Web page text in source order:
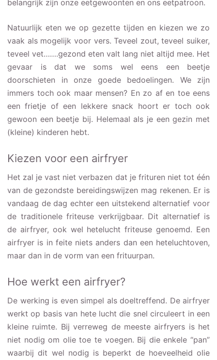
belangrijk zijn onze eetgewoonten en ons eetpatroon.
Natuurlijk eten we op gezette tijden en kiezen we zo
vaak als mogelijk voor vers. Teveel zout, teveel suiker,
teveel vet…….gezond eten valt lang niet altijd mee. Het
gevaar is dat we soms wel eens een beetje
doorschieten in onze goede bedoelingen. We zijn
immers toch ook maar mensen? En zo af en toe eens
een frietje of een lekkere snack hoort er toch ook
gewoon een beetje bij. Helemaal als je een gezin met
(kleine) kinderen hebt.
Kiezen voor een airfryer
Het zal je vast niet verbazen dat je frituren niet tot één
van de gezondste bereidingswijzen mag rekenen. Er is
vandaag de dag echter een uitstekend alternatief voor
de traditionele friteuse verkrijgbaar. Dit alternatief is
de airfryer, ook wel hetelucht friteuse genoemd. Een
airfryer is in feite niets anders dan een heteluchtoven,
maar dan in de vorm van een frituurpan.
Hoe werkt een airfryer?
De werking is even simpel als doeltreffend. De airfryer
werkt op basis van hete lucht die snel circuleert in een
kleine ruimte. Bij verreweg de meeste airfryers is het
niet nodig om olie toe te voegen. Bij die enkele “pan”
waarbij dit wel nodig is beperkt de hoeveelheid olie